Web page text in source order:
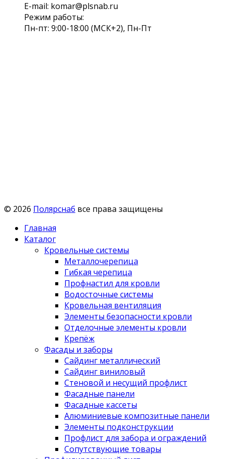
E-mail: komar@plsnab.ru
Режим работы:
Пн-пт: 9:00-18:00 (МСК+2), Пн-Пт
© 2026 Полярснаб все права защищены
Главная
Каталог
Кровельные системы
Металлочерепица
Гибкая черепица
Профнастил для кровли
Водосточные системы
Кровельная вентиляция
Элементы безопасности кровли
Отделочные элементы кровли
Крепёж
Фасады и заборы
Сайдинг металлический
Сайдинг виниловый
Стеновой и несущий профлист
Фасадные панели
Фасадные кассеты
Алюминиевые композитные панели
Элементы подконструкции
Профлист для забора и ограждений
Сопутствующие товары